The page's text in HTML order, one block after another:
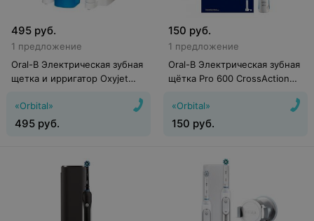
495 руб.
1 предложение
Oral-B Электрическая зубная
щетка и ирригатор Oxyjet
Toothbrush (OC20.535.3)
«Orbital»
495 руб.
150 руб.
1 предложение
Oral-B Электрическая зубная
щётка Pro 600 CrossAction
«Orbital»
150 руб.